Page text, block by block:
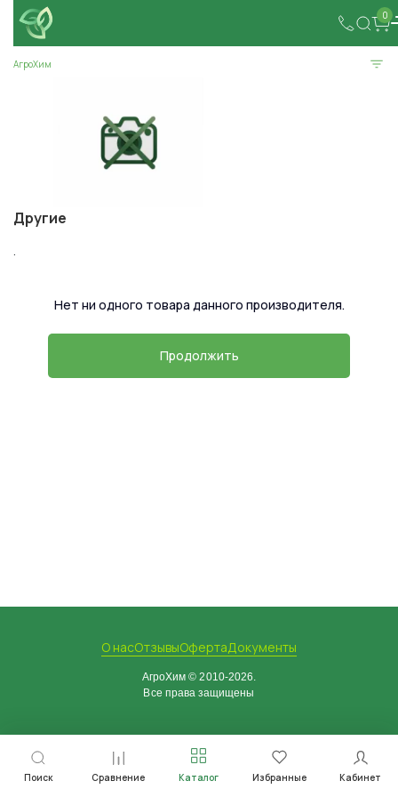
0
Поиск Сравнение Каталог Избранные Кабинет
АгроХим
Другие
.
Нет ни одного товара данного производителя.
Продолжить
О насОтзывыОфертаДокументы
АгроХим © 2010-2026.
Все права защищены